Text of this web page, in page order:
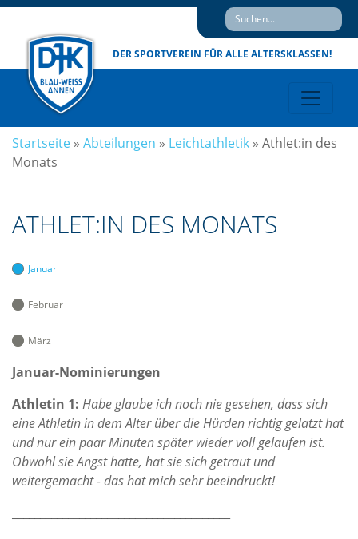
DER SPORTVEREIN FÜR ALLE ALTERSKLASSEN!
Startseite » Abteilungen » Leichtathletik » Athlet:in des
Monats
ATHLET:IN DES MONATS
Januar
Februar
März
Januar-Nominierungen
Athletin 1: Habe glaube ich noch nie gesehen, dass sich
eine Athletin in dem Alter über die Hürden richtig gelatzt hat
und nur ein paar Minuten später wieder voll gelaufen ist.
Obwohl sie Angst hatte, hat sie sich getraut und
weitergemacht - das hat mich sehr beeindruckt!